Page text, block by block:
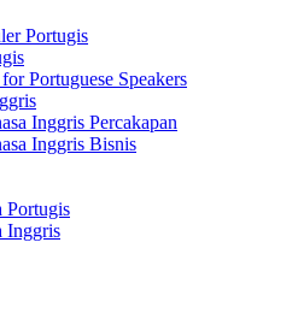
Portugis
Portuguese Speakers
Inggris Percakapan
Inggris Bisnis
Portugis
Inggris